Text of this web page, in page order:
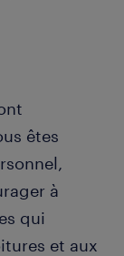
êtes
à
qui
et aux